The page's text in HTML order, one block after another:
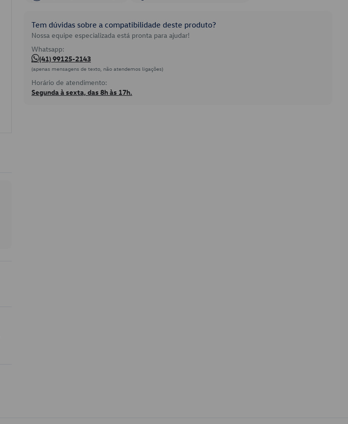
Tem dúvidas sobre a compatibilidade deste produto?
Nossa equipe especializada está pronta para ajudar!
Whatsapp:
(41) 99125-2143
(apenas mensagens de texto, não atendemos ligações)
Horário de atendimento:
Segunda à sexta, das 8h às 17h.